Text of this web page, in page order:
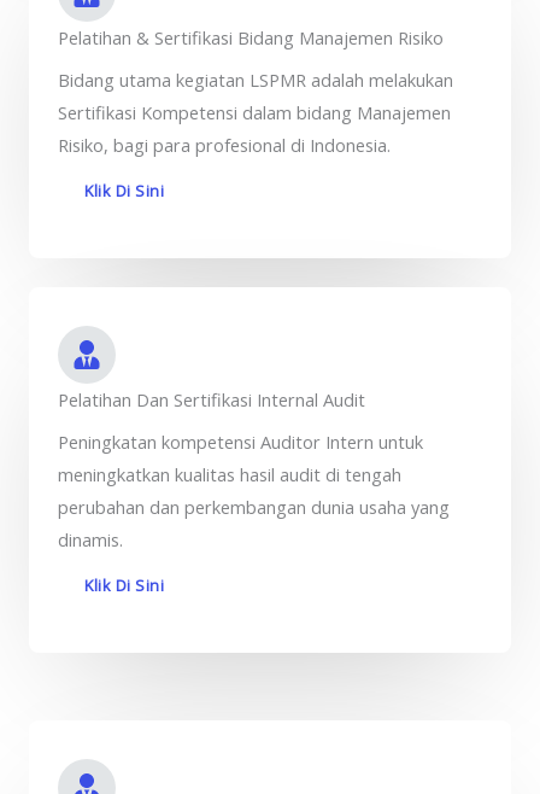
Pelatihan & Sertifikasi Bidang Manajemen Risiko
Bidang utama kegiatan LSPMR adalah melakukan
Sertifikasi Kompetensi dalam bidang Manajemen
Risiko, bagi para profesional di Indonesia.
Klik Di Sini
Pelatihan Dan Sertifikasi Internal Audit
Peningkatan kompetensi Auditor Intern untuk
meningkatkan kualitas hasil audit di tengah
perubahan dan perkembangan dunia usaha yang
dinamis.
Klik Di Sini